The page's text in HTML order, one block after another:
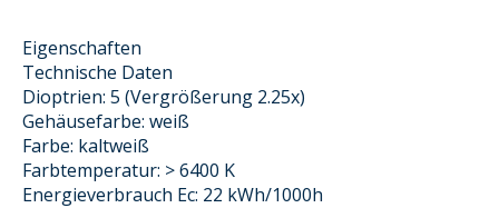
Eigenschaften
Technische Daten
Dioptrien: 5 (Vergrößerung 2.25x)
Gehäusefarbe: weiß
Farbe: kaltweiß
Farbtemperatur: > 6400 K
Energieverbrauch Ec: 22 kWh/1000h